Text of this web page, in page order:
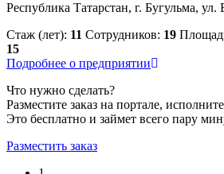
Республика Татарстан, г. Бугульма, ул.
Стаж (лет): 11 Сотрудников: 19
15
Подробнее о предприятии
Что нужно сделать?
Разместите заказ на портале,
Это бесплатно и займет всего пару
Разместить заказ